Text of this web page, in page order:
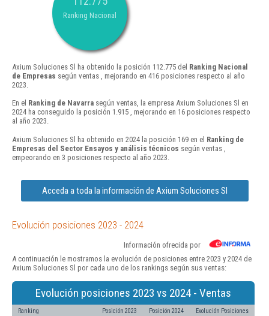
Ranking Nacional
Axium Soluciones Sl ha obtenido la posición 112.775 del Ranking Nacional
de Empresas según ventas , mejorando en 416 posiciones respecto al año
2023.
En el Ranking de Navarra según ventas, la empresa Axium Soluciones Sl en
2024 ha conseguido la posición 1.915 , mejorando en 16 posiciones respecto
al año 2023.
Axium Soluciones Sl ha obtenido en 2024 la posición 169 en el Ranking de
Empresas del Sector Ensayos y análisis técnicos según ventas ,
empeorando en 3 posiciones respecto al año 2023.
Acceda a toda la información de Axium Soluciones Sl
Evolución posiciones 2023 - 2024
Información ofrecida por
A continuación le mostramos la evolución de posiciones entre 2023 y 2024 de
Axium Soluciones Sl por cada uno de los rankings según sus ventas:
Evolución posiciones 2023 vs 2024 - Ventas
Ranking Posición 2023 Posición 2024 Evolución Posiciones